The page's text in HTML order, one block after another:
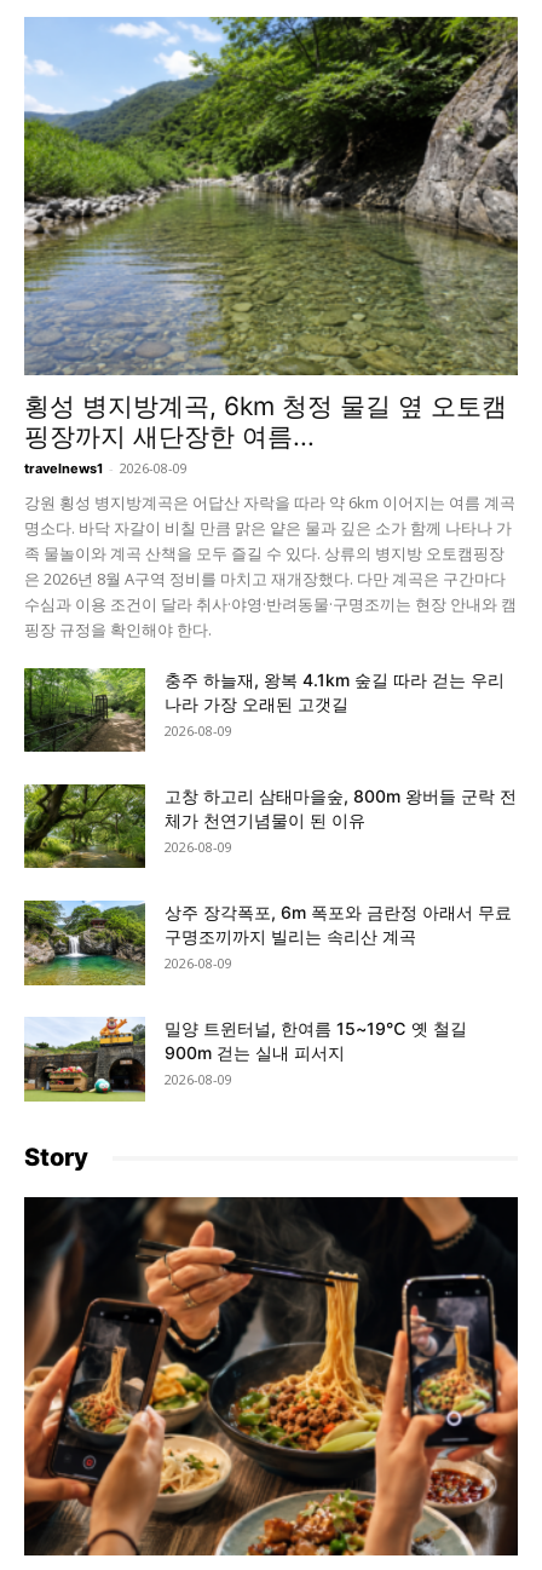
횡성 병지방계곡, 6km 청정 물길 옆 오토캠
핑장까지 새단장한 여름...
travelnews1 - 2026-08-09
강원 횡성 병지방계곡은 어답산 자락을 따라 약 6km 이어지는 여름 계곡
명소다. 바닥 자갈이 비칠 만큼 맑은 얕은 물과 깊은 소가 함께 나타나 가
족 물놀이와 계곡 산책을 모두 즐길 수 있다. 상류의 병지방 오토캠핑장
은 2026년 8월 A구역 정비를 마치고 재개장했다. 다만 계곡은 구간마다
수심과 이용 조건이 달라 취사·야영·반려동물·구명조끼는 현장 안내와 캠
핑장 규정을 확인해야 한다.
충주 하늘재, 왕복 4.1km 숲길 따라 걷는 우리
나라 가장 오래된 고갯길
2026-08-09
고창 하고리 삼태마을숲, 800m 왕버들 군락 전
체가 천연기념물이 된 이유
2026-08-09
상주 장각폭포, 6m 폭포와 금란정 아래서 무료
구명조끼까지 빌리는 속리산 계곡
2026-08-09
밀양 트윈터널, 한여름 15~19℃ 옛 철길
900m 걷는 실내 피서지
2026-08-09
Story